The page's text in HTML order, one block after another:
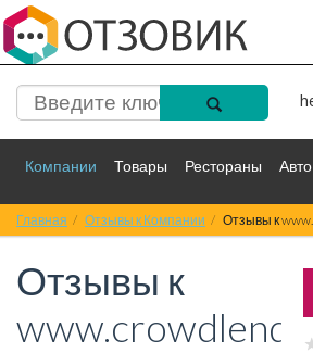
Компании Товары Рестораны Авто
Спорт Фильмы Деньги
Красота Здоровье
Главная Отзывы к Компании Отзывы к
Отзывы к